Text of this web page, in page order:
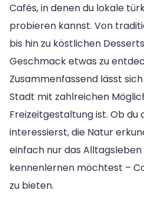
Cafés, in denen du lokale
probieren kannst. Von
bis hin zu köstlichen
Geschmack etwas zu
Zusammenfassend lässt
Stadt mit zahlreichen
Freizeitgestaltung ist. Ob du
interessierst, die Natur
einfach nur das
kennenlernen möchtest –
zu bieten.